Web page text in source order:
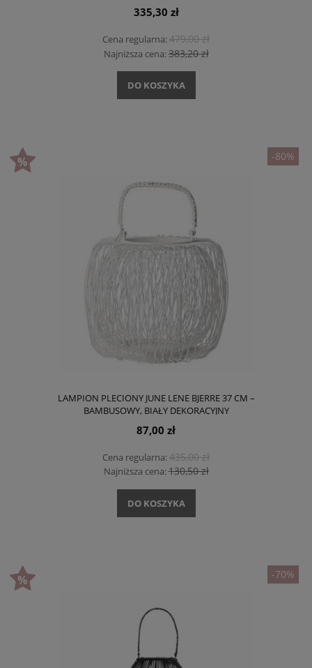
335,30 zł
Cena regularna:479,00 zł
Najniższa cena:383,20 zł
DO KOSZYKA
LAMPION PLECIONY JUNE LENE BJERRE 37 CM –
BAMBUSOWY, BIAŁY DEKORACYJNY
87,00 zł
Cena regularna:435,00 zł
Najniższa cena:130,50 zł
DO KOSZYKA
-80%
-70%